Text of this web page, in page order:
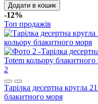
Додати в кошик
-12%
Топ продажів
2
Тарілка десертна кругла
блакитного моря